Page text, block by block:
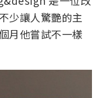
少讓人驚艷的主
月他嘗試不一樣